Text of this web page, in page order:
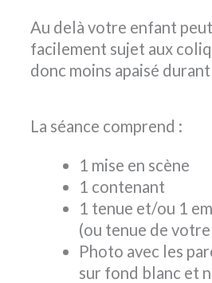
Au delà votre enfant
facilement sujet aux
donc moins apaisé
La séance comprend :
1 mise en scène
1 contenant
1 tenue et/ou 1
(ou tenue de
Photo avec les
sur fond blanc et